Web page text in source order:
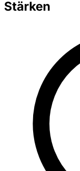
Stärken